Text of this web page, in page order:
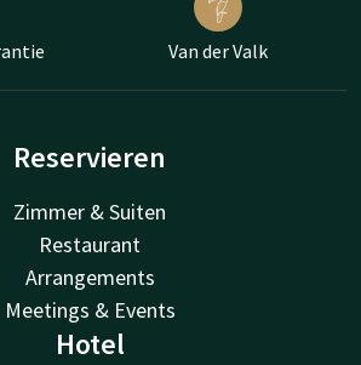
Van der Valk
Reservieren
Zimmer & Suiten
Restaurant
Arrangements
Meetings & Events
Hotel